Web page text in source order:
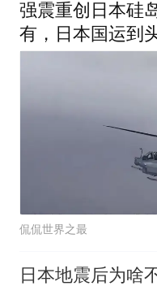
强震重创日本硅
有，日本国运到
侃侃世界之最
日本地震后为啥